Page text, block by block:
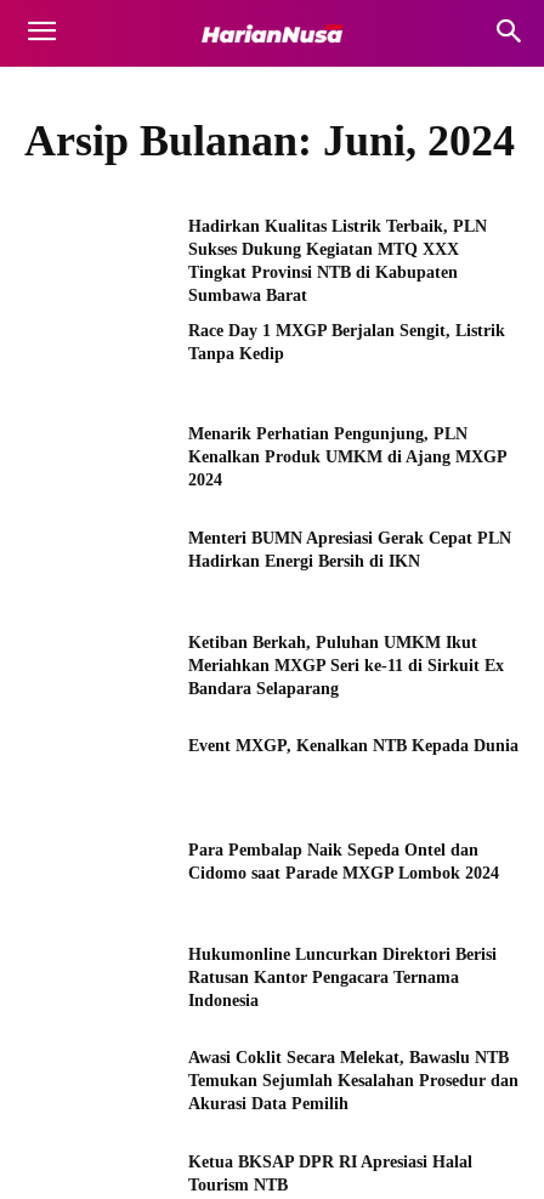
Arsip Bulanan: Juni, 2024
Hadirkan Kualitas Listrik Terbaik, PLN
Sukses Dukung Kegiatan MTQ XXX
Tingkat Provinsi NTB di Kabupaten
Sumbawa Barat
Race Day 1 MXGP Berjalan Sengit, Listrik
Tanpa Kedip
Menarik Perhatian Pengunjung, PLN
Kenalkan Produk UMKM di Ajang MXGP
2024
Menteri BUMN Apresiasi Gerak Cepat PLN
Hadirkan Energi Bersih di IKN
Ketiban Berkah, Puluhan UMKM Ikut
Meriahkan MXGP Seri ke-11 di Sirkuit Ex
Bandara Selaparang
Event MXGP, Kenalkan NTB Kepada Dunia
Para Pembalap Naik Sepeda Ontel dan
Cidomo saat Parade MXGP Lombok 2024
Hukumonline Luncurkan Direktori Berisi
Ratusan Kantor Pengacara Ternama
Indonesia
Awasi Coklit Secara Melekat, Bawaslu NTB
Temukan Sejumlah Kesalahan Prosedur dan
Akurasi Data Pemilih
Ketua BKSAP DPR RI Apresiasi Halal
Tourism NTB